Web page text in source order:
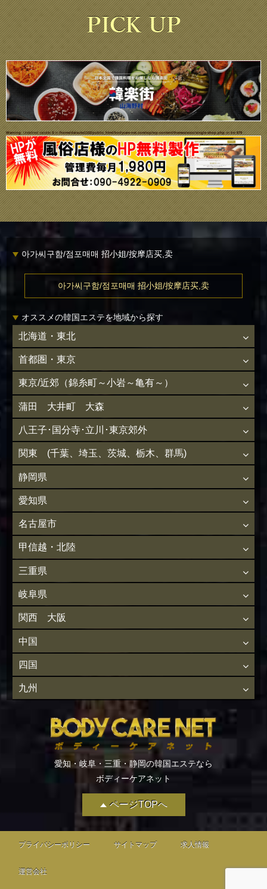
Warning: Undefined variable $i in/home/daisuke1102/public_html/bodycare-net.com/wp/wp-content/themes/ecco/single-shop.phpon line679
ページTOPへ
아가씨구함/점포매매 招小姐/按摩店买,卖
아가씨구함/점포매매 招小姐/按摩店买,卖
オススメの韓国エステを地域から探す
北海道・東北
首都圏・東京
東京/近郊（錦糸町～小岩～亀有～）
蒲田 大井町 大森
八王子･国分寺･立川･東京郊外
関東 (千葉、埼玉、茨城、栃木、群馬)
静岡県
愛知県
名古屋市
甲信越・北陸
三重県
岐阜県
関西 大阪
中国
四国
九州
愛知・岐阜・三重・静岡の韓国エステなら
ボディーケアネット
プライバシーポリシー サイトマップ 求人情報
運営会社